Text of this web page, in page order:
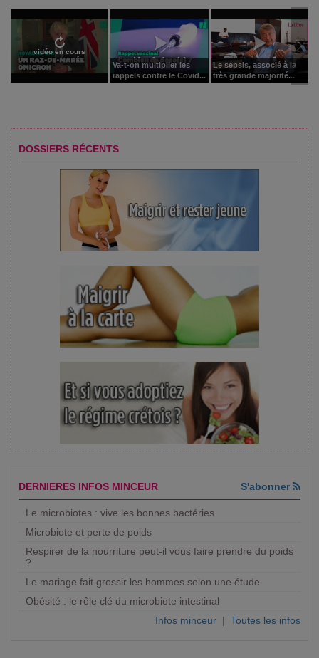
vidéo en cours
Va-t-on multiplier les
rappels contre le Covid...
Le sepsis, associé à la
très grande majorité...
DOSSIERS RÉCENTS
DERNIERES INFOS MINCEUR S'abonner
Le microbiotes : vive les bonnes bactéries
Microbiote et perte de poids
Respirer de la nourriture peut-il vous faire prendre du poids
?
Le mariage fait grossir les hommes selon une étude
Obésité : le rôle clé du microbiote intestinal
Infos minceur | Toutes les infos